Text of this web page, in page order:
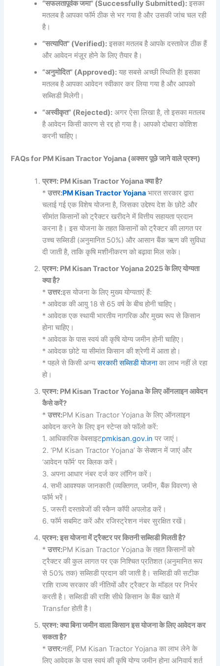
“सफलतापूर्वकजमा” (Successfully Submitted): इसका
मतलब है आपका फॉर्म ठीक से भर गया है और उसकी जांच चल रही
है।
“सत्यापित” (Verified): इसका मतलब है आपके दस्तावेज ठीक हैं
और आवेदन मंज़ूर होने के लिए तैयार है।
“अनुमोदित” (Approved): यह सबसे अच्छी स्थिति है! इसका
मतलब है आपका आवेदन स्वीकार कर लिया गया है और आपको
सब्सिडी मिलेगी।
“अस्वीकृत” (Rejected): अगर ऐसा लिखा है, तो इसका मतलब
है आवेदन किसी कारण से रद्द हो गया है। आपको दोबारा कोशिश
करनी चाहिए।
FAQs for PM Kisan Tractor Yojana (अक्सरपूछेजानेवालेप्रश्न)
प्रश्न: PM Kisan Tractor Yojanaक्याहै?
*उत्तर:PM Kisan Tractor Yojana भारत सरकार द्वारा
चलाई गई एक विशेष योजना है, जिसका उद्देश्य देश के छोटे और
सीमांत किसानों को ट्रैक्टर खरीदने में वित्तीय सहायता प्रदान
करना है। इस योजना के तहत किसानों को ट्रैक्टर की लागत पर
उच्च सब्सिडी (अनुमानित 50%) और आसान बैंक ऋण की सुविधा
दी जाती है, ताकि कृषि मशीनीकरण को बढ़ावा मिल सके।
प्रश्न: PM Kisan Tractor Yojana 2025केलिएयोग्यता
क्याहै?
*उत्तर:इस योजना के लिए मुख्य योग्यताएं हैं:
* आवेदक की आयु 18 से 65 वर्ष के बीच होनी चाहिए।
* आवेदक एक स्थायी भारतीय नागरिक और मुख्य रूप से किसान
होना चाहिए।
* आवेदक के पास स्वयं की कृषि योग्य जमीन होनी चाहिए।
* आवेदक छोटे या सीमांत किसान की श्रेणी में आता हो।
* पहले से किसी अन्यसरकारी सब्सिडी योजनाका लाभ नहीं ले रहा
हो।
प्रश्न: PM Kisan Tractor Yojanaकेलिएऑनलाइनआवेदन
कैसेकरें?
*उत्तर:PM Kisan Tractor Yojana के लिए ऑनलाइन
आवेदन करने के लिए इन स्टेप्स को फॉलो करें:
1. आधिकारिक वेबसाइटpmkisan.gov.in पर जाएं।
2. ‘PM Kisan Tractor Yojana’ के सेक्शन में जाएं और
‘आवेदन फॉर्म’ पर क्लिक करें।
3. अपना आधार नंबर दर्ज कर लॉगिन करें।
4. सभी आवश्यक जानकारी (व्यक्तिगत, जमीन, बैंक विवरण) से
फॉर्म भरें।
5. जरूरी दस्तावेजों की स्कैन कॉपी अपलोड करें।
6. फॉर्म सबमिट करें और रजिस्ट्रेशन नंबर सुरक्षित रखें।
प्रश्न:इसयोजनामेंट्रैक्टरपरकितनीसब्सिडीमिलतीहै?
*उत्तर:PM Kisan Tractor Yojana के तहत किसानों को
ट्रैक्टर की कुल लागत पर एक निश्चित प्रतिशत (अनुमानित रूप
से 50% तक) सब्सिडी प्रदान की जाती है। सब्सिडी की सटीक
राशि राज्य सरकार की नीतियों और ट्रैक्टर के मॉडल पर निर्भर
करती है। सब्सिडी की राशि सीधे किसान के बैंक खाते में
Transfer होती है।
प्रश्न:क्याबिनाजमीनवालाकिसानइसयोजनाकेलिएआवेदनकर
सकताहै?
*उत्तर:नहीं, PM Kisan Tractor Yojana का लाभ लेने के
लिए आवेदक के पास स्वयं की कृषि योग्य जमीन होना अनिवार्य शर्त